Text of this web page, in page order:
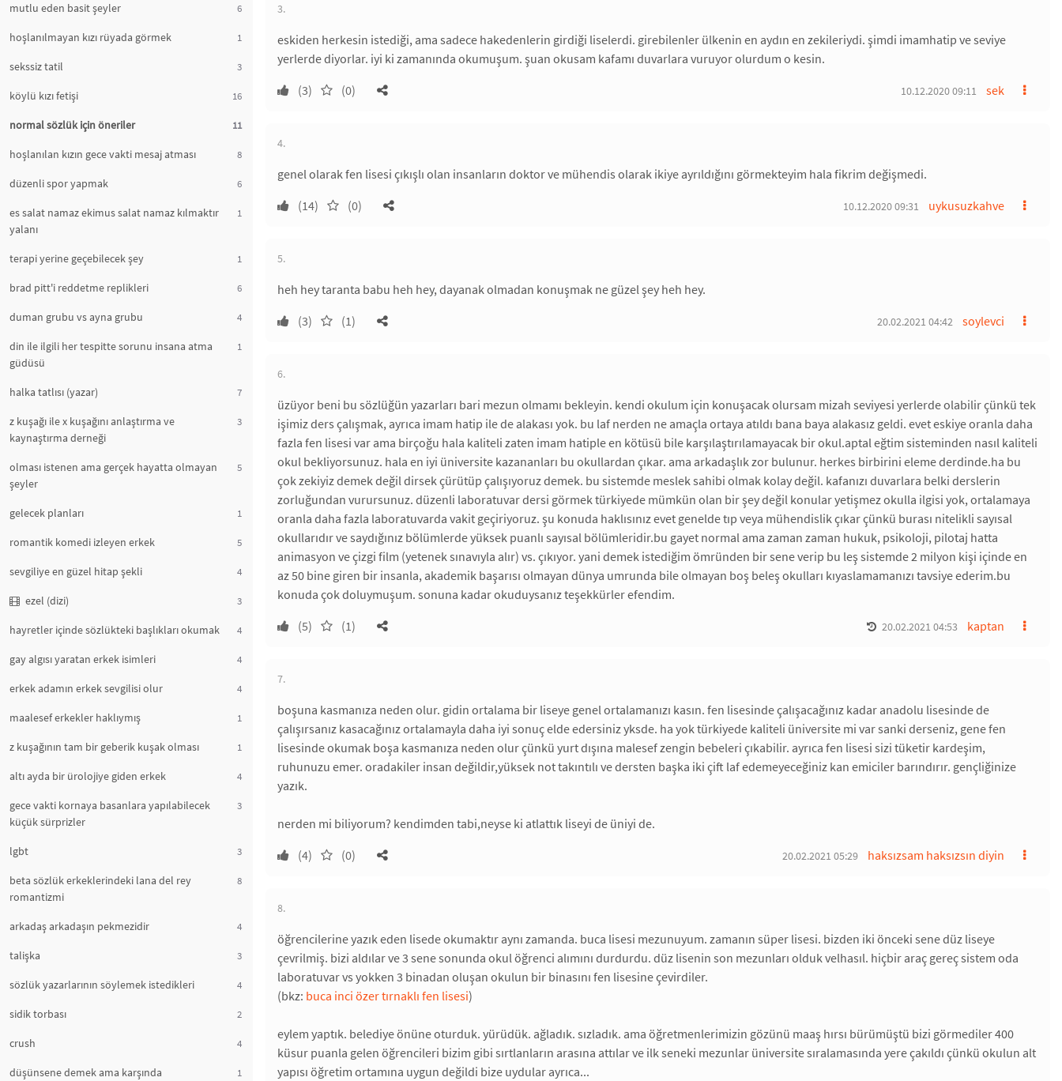
mutlu eden basit şeyler 6
hoşlanılmayan kızı rüyada görmek 1
sekssiz tatil 3
köylü kızı fetişi 16
normal sözlük için öneriler 11
hoşlanılan kızın gece vakti mesaj atması 8
düzenli spor yapmak 6
es salat namaz ekimus salat namaz kılmaktır
yalanı
1
terapi yerine geçebilecek şey 1
brad pitt'i reddetme replikleri 6
duman grubu vs ayna grubu 4
din ile ilgili her tespitte sorunu insana atma
güdüsü
1
halka tatlısı (yazar) 7
z kuşağı ile x kuşağını anlaştırma ve
kaynaştırma derneği
3
olması istenen ama gerçek hayatta olmayan
şeyler
5
gelecek planları 1
romantik komedi izleyen erkek 5
sevgiliye en güzel hitap şekli 4
ezel (dizi) 3
hayretler içinde sözlükteki başlıkları okumak 4
gay algısı yaratan erkek isimleri 4
erkek adamın erkek sevgilisi olur 4
maalesef erkekler haklıymış 1
z kuşağının tam bir geberik kuşak olması 1
altı ayda bir ürolojiye giden erkek 4
gece vakti kornaya basanlara yapılabilecek
küçük sürprizler
3
lgbt 3
beta sözlük erkeklerindeki lana del rey
romantizmi
8
arkadaş arkadaşın pekmezidir 4
talişka 3
sözlük yazarlarının söylemek istedikleri 4
sidik torbası 2
crush 4
düşünsene demek ama karşında
1
3.
eskiden herkesin istediği, ama sadece hakedenlerin girdiği liselerdi. girebilenler ülkenin en aydın en zekileriydi. şimdi imamhatip ve seviye
yerlerde diyorlar. iyi ki zamanında okumuşum. şuan okusam kafamı duvarlara vuruyor olurdum o kesin.
(3)
(0) sek
10.12.2020 09:11
4.
genel olarak fen lisesi çıkışlı olan insanların doktor ve mühendis olarak ikiye ayrıldığını görmekteyim hala fikrim değişmedi.
(14)
(0) uykusuzkahve
10.12.2020 09:31
5.
heh hey taranta babu heh hey, dayanak olmadan konuşmak ne güzel şey heh hey.
(3)
(1) soylevci
20.02.2021 04:42
6.
üzüyor beni bu sözlüğün yazarları bari mezun olmamı bekleyin. kendi okulum için konuşacak olursam mizah seviyesi yerlerde olabilir çünkü tek
işimiz ders çalışmak, ayrıca imam hatip ile de alakası yok. bu laf nerden ne amaçla ortaya atıldı bana baya alakasız geldi. evet eskiye oranla daha
fazla fen lisesi var ama birçoğu hala kaliteli zaten imam hatiple en kötüsü bile karşılaştırılamayacak bir okul.aptal eğtim sisteminden nasıl kaliteli
okul bekliyorsunuz. hala en iyi üniversite kazananları bu okullardan çıkar. ama arkadaşlık zor bulunur. herkes birbirini eleme derdinde.ha bu
çok zekiyiz demek değil dirsek çürütüp çalışıyoruz demek. bu sistemde meslek sahibi olmak kolay değil. kafanızı duvarlara belki derslerin
zorluğundan vurursunuz. düzenli laboratuvar dersi görmek türkiyede mümkün olan bir şey değil konular yetişmez okulla ilgisi yok, ortalamaya
oranla daha fazla laboratuvarda vakit geçiriyoruz. şu konuda haklısınız evet genelde tıp veya mühendislik çıkar çünkü burası nitelikli sayısal
okullarıdır ve saydığınız bölümlerde yüksek puanlı sayısal bölümleridir.bu gayet normal ama zaman zaman hukuk, psikoloji, pilotaj hatta
animasyon ve çizgi film (yetenek sınavıyla alır) vs. çıkıyor. yani demek istediğim ömründen bir sene verip bu leş sistemde 2 milyon kişi içinde en
az 50 bine giren bir insanla, akademik başarısı olmayan dünya umrunda bile olmayan boş beleş okulları kıyaslamamanızı tavsiye ederim.bu
konuda çok doluymuşum. sonuna kadar okuduysanız teşekkürler efendim.
(5)
(1) kaptan
20.02.2021 04:53
7.
boşuna kasmanıza neden olur. gidin ortalama bir liseye genel ortalamanızı kasın. fen lisesinde çalışacağınız kadar anadolu lisesinde de
çalışırsanız kasacağınız ortalamayla daha iyi sonuç elde edersiniz yksde. ha yok türkiyede kaliteli üniversite mi var sanki derseniz, gene fen
lisesinde okumak boşa kasmanıza neden olur çünkü yurt dışına malesef zengin bebeleri çıkabilir. ayrıca fen lisesi sizi tüketir kardeşim,
ruhunuzu emer. oradakiler insan değildir,yüksek not takıntılı ve dersten başka iki çift laf edemeyeceğiniz kan emiciler barındırır. gençliğinize
yazık.
nerden mi biliyorum? kendimden tabi,neyse ki atlattık liseyi de üniyi de.
(4)
(0) haksızsam haksızsın diyin
20.02.2021 05:29
8.
öğrencilerine yazık eden lisede okumaktır aynı zamanda. buca lisesi mezunuyum. zamanın süper lisesi. bizden iki önceki sene düz liseye
çevrilmiş. bizi aldılar ve 3 sene sonunda okul öğrenci alımını durdurdu. düz lisenin son mezunları olduk velhasıl. hiçbir araç gereç sistem oda
laboratuvar vs yokken 3 binadan oluşan okulun bir binasını fen lisesine çevirdiler.
(bkz: buca inci özer tırnaklı fen lisesi)
eylem yaptık. belediye önüne oturduk. yürüdük. ağladık. sızladık. ama öğretmenlerimizin gözünü maaş hırsı bürümüştü bizi görmediler 400
küsur puanla gelen öğrencileri bizim gibi sırtlanların arasına attılar ve ilk seneki mezunlar üniversite sıralamasında yere çakıldı çünkü okulun alt
yapısı öğretim ortamına uygun değildi bize uydular ayrıca...